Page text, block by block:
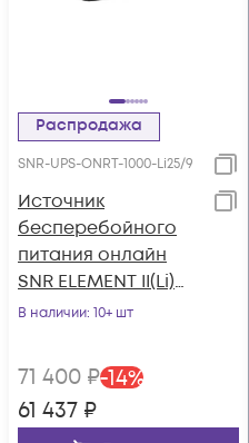
Распродажа
SNR-UPS-ONRT-1000-Li25/9
Источник
бесперебойного
питания онлайн
SNR ELEMENT II(Li)
1кВА/1кВт, 25.6В/9Ач
В наличии: 10+ шт
71 400 ₽-14%
61 437 ₽